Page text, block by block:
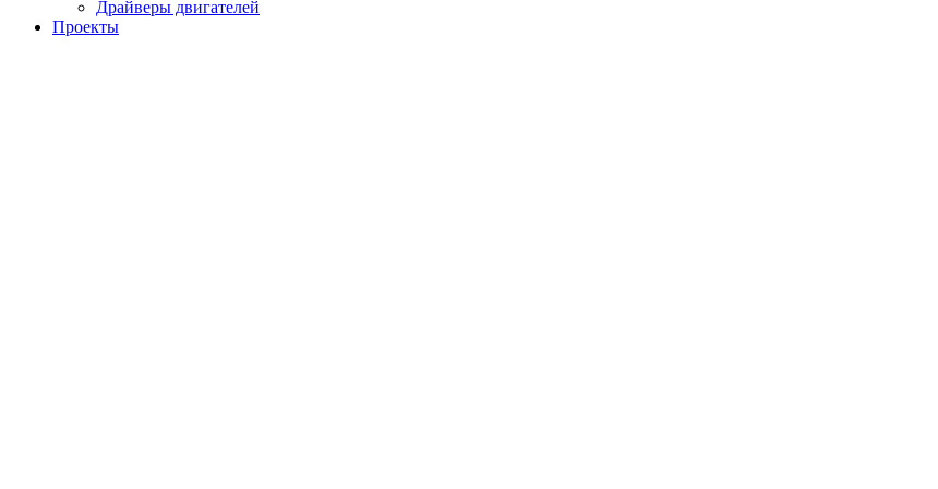
Драйверы двигателей
Проекты